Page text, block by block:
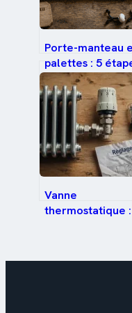
Porte-manteau
palettes : 5
pour
le bois brut en
déco unique
Vanne
thermostatique :